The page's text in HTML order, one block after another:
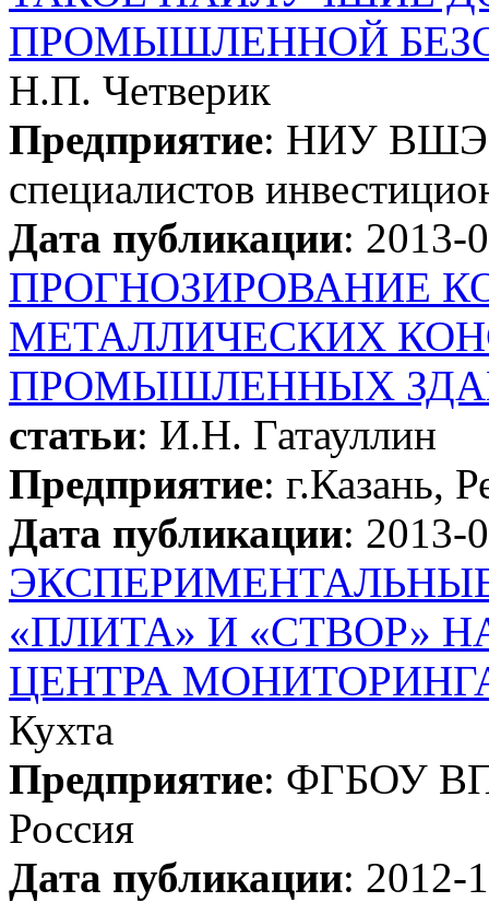
ПРОМЫШЛЕННОЙ
Н.П. Четверик
Предприятие: НИУ ВШЭ
специалистов
Дата публикации: 2013-
ПРОГНОЗИРОВАНИЕ
МЕТАЛЛИЧЕСКИХ
ПРОМЫШЛЕННЫХ
статьи: И.Н. Гатауллин
Предприятие: г.Казань,
Дата публикации: 2013-
«ПЛИТА» И «СТВОР»
ЦЕНТРА
Кухта
Предприятие: ФГБОУ
Россия
Дата публикации: 2012-